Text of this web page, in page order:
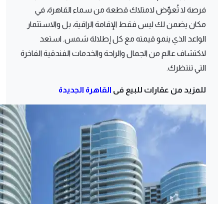
فرصة لا تُعوّض لامتلاك قطعة من سماء القاهرة، في
مكان يضمن لك ليس فقط الإقامة الراقية، بل والاستثمار
الواعد الذي ينمو قيمته مع كل إطلالة شمس. استعد
لاكتشاف عالم من الجمال والراحة والخدمات الفندقية الفاخرة
التي تنتظرك.
للمزيد من عقارات للبيع فى القاهرة الجديدة